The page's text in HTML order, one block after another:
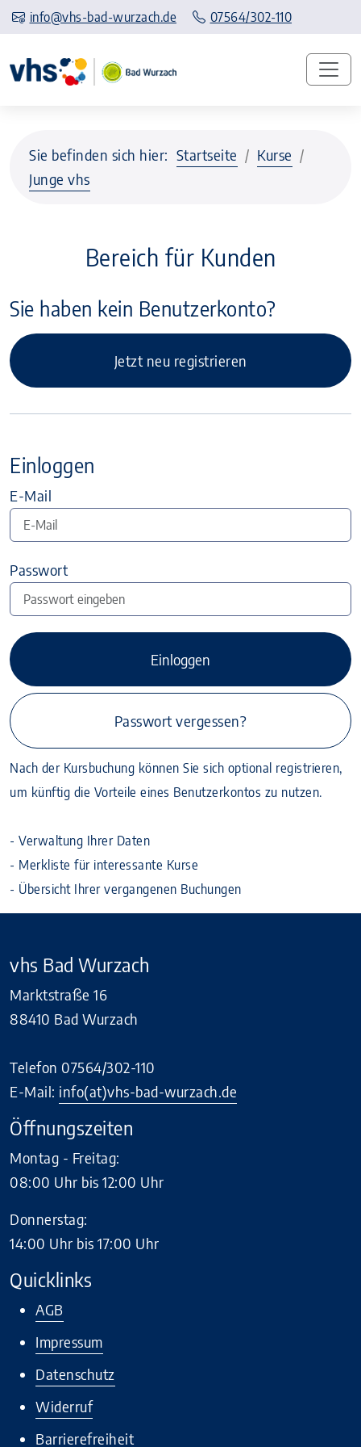
info@vhs-bad-wurzach.de 07564/302-110
Sie befinden sich hier: Startseite
Kurse
Junge vhs
Bereich für Kunden
Sie haben kein Benutzerkonto?
Jetzt neu registrieren
Einloggen
E-Mail
Passwort
Einloggen
Passwort vergessen?
Nach der Kursbuchung können Sie sich optional registrieren,
um künftig die Vorteile eines Benutzerkontos zu nutzen.
- Verwaltung Ihrer Daten
- Merkliste für interessante Kurse
- Übersicht Ihrer vergangenen Buchungen
vhs Bad Wurzach
Marktstraße 16
88410 Bad Wurzach
Telefon 07564/302-110
E-Mail: info(at)vhs-bad-wurzach.de
Öffnungszeiten
Montag - Freitag:
08:00 Uhr bis 12:00 Uhr
Donnerstag:
14:00 Uhr bis 17:00 Uhr
Quicklinks
AGB
Impressum
Datenschutz
Widerruf
Barrierefreiheit